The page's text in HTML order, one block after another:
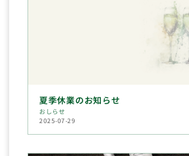
夏季休業のお知らせ
おしらせ
2025-07-29